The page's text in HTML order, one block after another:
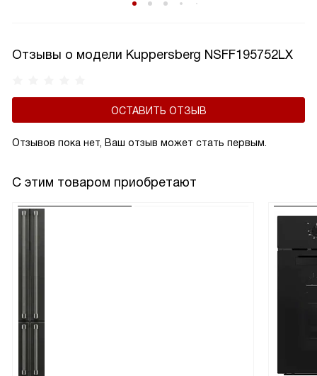
Отзывы о модели Kuppersberg NSFF195752LX
ОСТАВИТЬ ОТЗЫВ
Отзывов пока нет, Ваш отзыв может стать первым.
С этим товаром приобретают